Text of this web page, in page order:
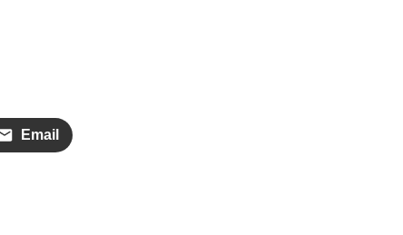
Email